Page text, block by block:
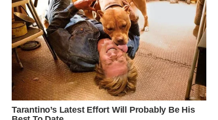
MALUT
WN
DAIRI
WN
DANAU
TOBA
WN